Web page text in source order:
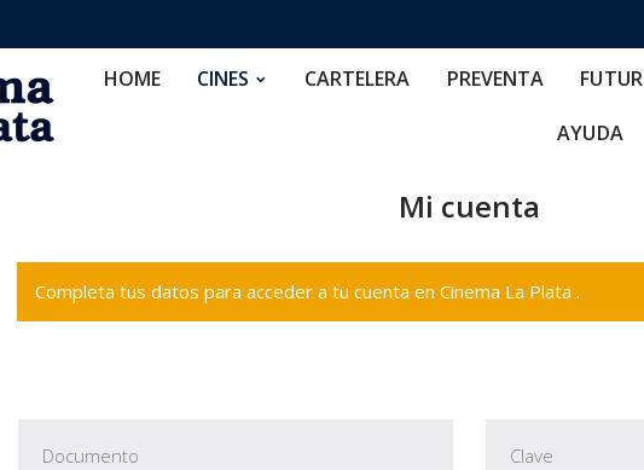
HOME CINES CARTELERA PREVENTA
AYUDA
Mi cuenta
Completa tus datos para acceder a tu cuenta en Cinema La Plata .